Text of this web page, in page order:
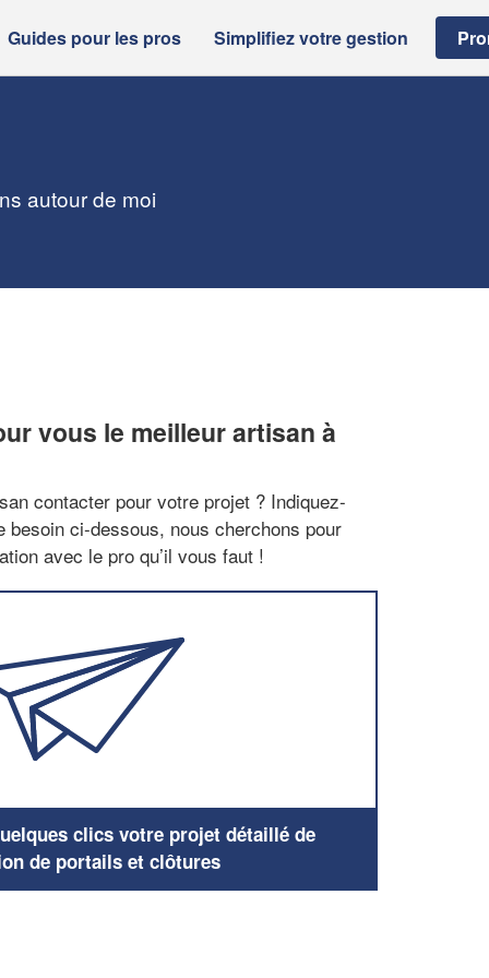
Guides pour les pros Simplifiez votre gestion
autour de moi
vous le meilleur artisan à
contacter pour votre projet ? Indiquez-
besoin ci-dessous, nous cherchons pour
avec le pro qu’il vous faut !
clics votre projet détaillé de
de portails et clôtures